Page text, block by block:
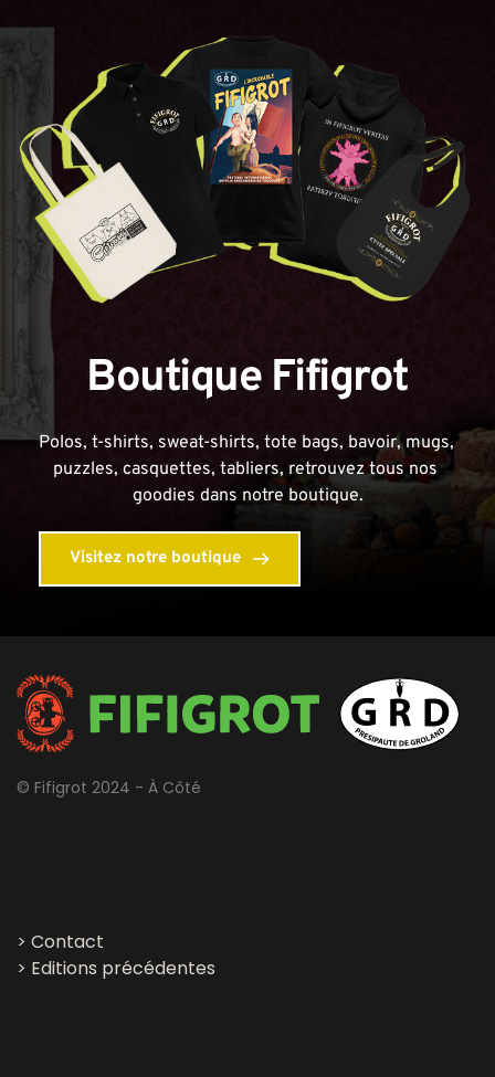
Boutique Fifigrot
Polos, t-shirts, sweat-shirts, tote bags, bavoir, mugs,
puzzles, casquettes, tabliers, retrouvez tous nos
goodies dans notre boutique.
Visitez notre boutique
© Fifigrot 2024 - À Côté
> Contact
> Editions précédentes